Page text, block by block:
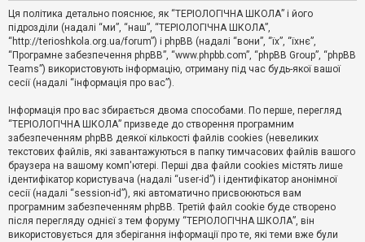
с
т
р
а
ц
і
я
Т
е
м
и
б
е
з
в
і
д
Ця політика детально пояснює, як “ТЕРІОЛОГІЧНА ШКОЛА” і його
підрозділи (надалі “ми”, “наш”, “ТЕРІОЛОГІЧНА ШКОЛА”,
“http://terioshkola.org.ua/forum”) і phpBB (надалі “вони”, “їх”, “їхнє”,
“Програмне забезпечення phpBB”, “www.phpbb.com”, “phpBB Group”, “phpBB
Teams”) використовують інформацію, отриману під час будь-якої вашої
сесії (надалі “інформація про вас”).
Інформація про вас збирається двома способами. По перше, перегляд
“ТЕРІОЛОГІЧНА ШКОЛА” призведе до створення програмним
забезпеченням phpBB деякої кількості файлів cookies (невеликих
текстових файлів, які завантажуються в папку тимчасових файлів вашого
браузера на вашому комп'ютері. Перші два файли cookies містять лише
ідентифікатор користувача (надалі “user-id”) і ідентифікатор анонімної
сесії (надалі “session-id”), які автоматично присвоюються вам
програмним забезпеченням phpBB. Третій файл cookie буде створено
після перегляду однієї з тем форуму “ТЕРІОЛОГІЧНА ШКОЛА”, він
використовується для зберігання інформації про те, які теми вже були